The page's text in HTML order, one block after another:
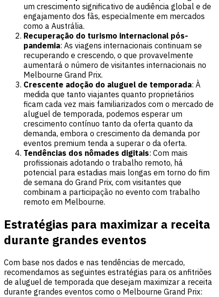
um crescimento significativo de audiência global e de
engajamento dos fãs, especialmente em mercados
como a Austrália.
Recuperação do turismo internacional pós-
pandemia: As viagens internacionais continuam se
recuperando e crescendo, o que provavelmente
aumentará o número de visitantes internacionais no
Melbourne Grand Prix.
Crescente adoção do aluguel de temporada: À
medida que tanto viajantes quanto proprietários
ficam cada vez mais familiarizados com o mercado de
aluguel de temporada, podemos esperar um
crescimento contínuo tanto da oferta quanto da
demanda, embora o crescimento da demanda por
eventos premium tenda a superar o da oferta.
Tendências dos nômades digitais: Com mais
profissionais adotando o trabalho remoto, há
potencial para estadias mais longas em torno do fim
de semana do Grand Prix, com visitantes que
combinam a participação no evento com trabalho
remoto em Melbourne.
Estratégias para maximizar a receita
durante grandes eventos
Com base nos dados e nas tendências de mercado,
recomendamos as seguintes estratégias para os anfitriões
de aluguel de temporada que desejam maximizar a receita
durante grandes eventos como o Melbourne Grand Prix: